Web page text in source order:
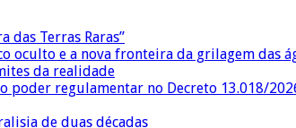
das Terras Raras”
oculto e a nova fronteira da grilagem das
da realidade
poder regulamentar no Decreto 13.018/
de duas décadas